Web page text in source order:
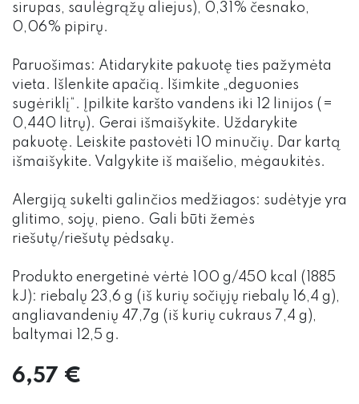
sirupas, saulėgrąžų aliejus), 0,31% česnako,
0,06% pipirų.
Paruošimas: Atidarykite pakuotę ties pažymėta
vieta. Išlenkite apačią. Išimkite „deguonies
sugėriklį“. Įpilkite karšto vandens iki 12 linijos (=
0,440 litrų). Gerai išmaišykite. Uždarykite
pakuotę. Leiskite pastovėti 10 minučių. Dar kartą
išmaišykite. Valgykite iš maišelio, mėgaukitės.
Alergiją sukelti galinčios medžiagos: sudėtyje yra
glitimo, sojų, pieno. Gali būti žemės
riešutų/riešutų pėdsakų.
Produkto energetinė vėrtė 100 g/450 kcal (1885
kJ): riebalų 23,6 g (iš kurių sočiųjų riebalų 16,4 g),
angliavandenių 47,7g (iš kurių cukraus 7,4 g),
baltymai 12,5 g.
6,57 €